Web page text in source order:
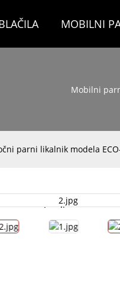
MOBILNI
Mobilni
parni likalnik modela
Loading...
Loading...